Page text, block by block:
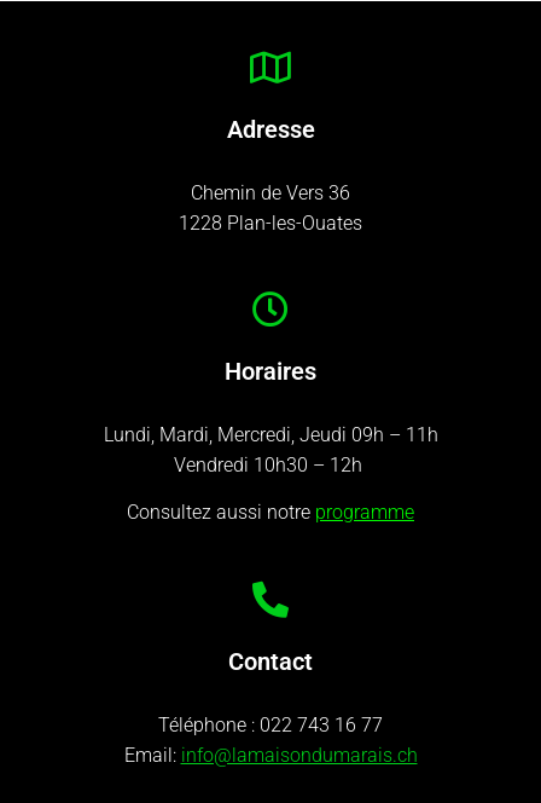
Adresse
Chemin de Vers 36
1228 Plan-les-Ouates
Horaires
Lundi, Mardi, Mercredi, Jeudi 09h – 11h
Vendredi 10h30 – 12h
Consultez aussi notre programme
Contact
Téléphone : 022 743 16 77
Email: info@lamaisondumarais.ch